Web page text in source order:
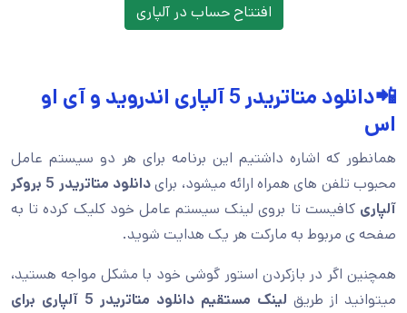
افتتاح حساب در آلپاری
📲دانلود متاتریدر 5 آلپاری اندروید و آی او
اس
همانطور که اشاره داشتیم این برنامه برای هر دو سیستم عامل
محبوب تلفن های همراه ارائه میشود، برای
دانلود متاتریدر 5 بروکر
آلپاریکافیست تا بروی لینک سیستم عامل خود کلیک کرده تا به
صفحه ی مربوط به مارکت هر یک هدایت شوید.
همچنین اگر در بازکردن استور گوشی خود با مشکل مواجه هستید،
میتوانید از طریق لینک مستقیم
دانلود متاتریدر 5 آلپاری برای